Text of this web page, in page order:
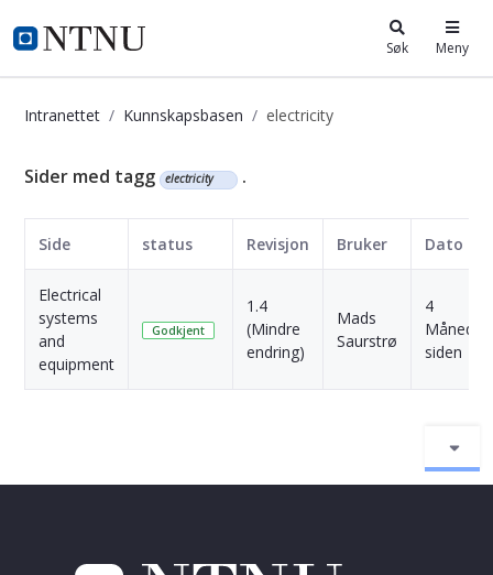
i.ntnu.no Søk Meny
Intranettet Kunnskapsbasen electricity
Kunnskapsbasen
Sider med tagg electricity .
Side status Revisjon Bruker Dato
Electrical
systems
and
equipment
Godkjent
1.4
(Mindre
endring)
Mads
Saurstrø
4
Måneder
siden